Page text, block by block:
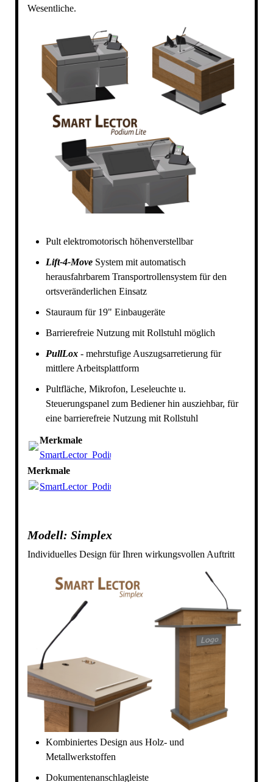
Wesentliche.
Pult elektromotorisch höhenverstellbar
Lift-4-MoveSystem mit automatisch
herausfahrbarem Transportrollensystem für den
ortsveränderlichen Einsatz
Stauraum für 19" Einbaugeräte
Barrierefreie Nutzung mit Rollstuhl möglich
PullLox- mehrstufige Auszugsarretierung für
mittlere Arbeitsplattform
Pultfläche, Mikrofon, Leseleuchte u.
Steuerungspanel zum Bediener hin ausziehbar, für
eine barrierefreie Nutzung mit Rollstuhl
Merkmale
SmartLector_PodiumLite.pdf
Merkmale
SmartLector_PodiumLite.pdf
Modell: Simplex
Individuelles Design für Ihren wirkungsvollen Auftritt
Kombiniertes Design aus Holz- und
Metallwerkstoffen
Dokumentenanschlagleiste